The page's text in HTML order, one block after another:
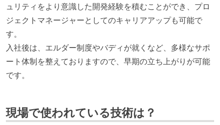
ュリティをより意識した開発経験を積むことができ、プロ
ジェクトマネージャーとしてのキャリアアップも可能で
す。
入社後は、エルダー制度やバディが就くなど、多様なサポ
ート体制を整えておりますので、早期の立ち上がりが可能
です。
現場で使われている技術は？